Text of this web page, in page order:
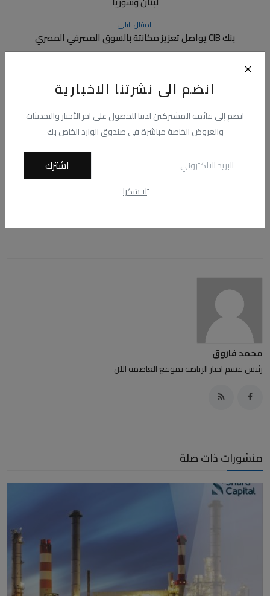
انضم الى نشرتنا الاخبارية
انضم إلى قائمة المشتركين لدينا للحصول على آخر الأخبار والتحديثات
والعروض الخاصة مباشرة في صندوق الوارد الخاص بك
اشترك
ًلا شكرا
المقال التالي
بنك CIB يواصل تعزيز مكانتة بالسوق المصرفي المصري
ما هو رد فعلك؟
0
0
0
محمد فاروق
رئيس قسم اخبار الرياضة بموقع العاصمة الآن
منشورات ذات صلة